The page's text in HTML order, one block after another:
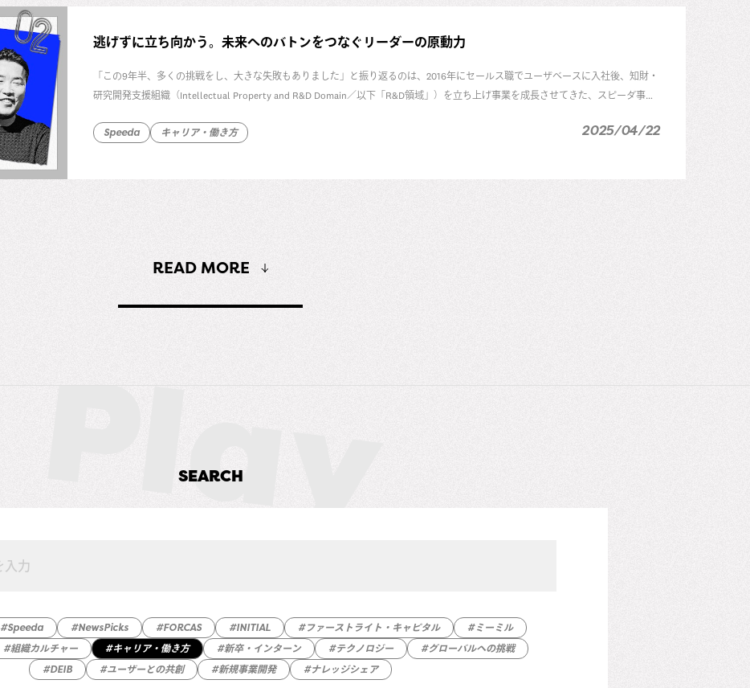
逃げずに立ち向かう。未来へのバトンをつなぐリーダーの原動力
「この9年半、多くの挑戦をし、大きな失敗もありました」と振り返るのは、2016年にセールス職でユーザベースに入社後、知財・
研究開発支援組織（Intellectual Property and R&D Domain／以下「R&D領域」）を立ち上げ事業を成長させてきた、スピーダ事業
げない姿勢」について、じっくり話を聞きました。
Speeda キャリア・働き方 2025/04/22
READ MORE
SEARCH
#Speeda #NewsPicks #FORCAS #INITIAL #ファーストライト・キャピタル
#ミーミル
#組織カルチャー #キャリア・働き方 #新卒・インターン #テクノロジー
#グローバルへの挑戦
#DEIB
#ユーザーとの共創 #新規事業開発 #ナレッジシェア